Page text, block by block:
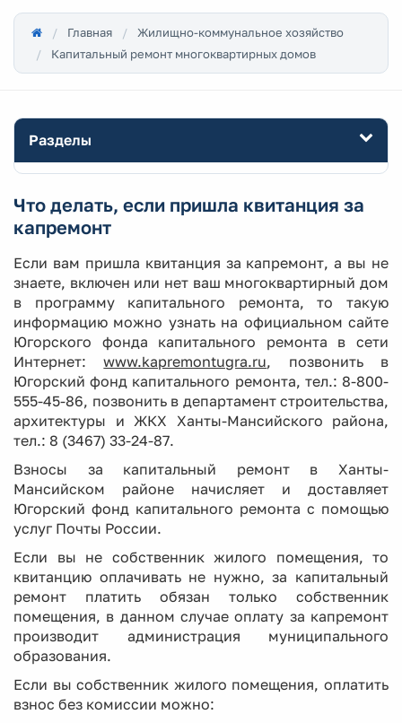
Главная
Жилищно-коммунальное хозяйство
Капитальный ремонт многоквартирных домов
Разделы
Что делать, если пришла квитанция за
капремонт
Если вам пришла квитанция за капремонт, а вы не
знаете, включен или нет ваш многоквартирный дом
в программу капитального ремонта, то такую
информацию можно узнать на официальном сайте
Югорского фонда капитального ремонта в сети
Интернет:www.kapremontugra.ru, позвонить в
Югорский фонд капитального ремонта, тел.: 8-800-
555-45-86, позвонить в департамент строительства,
архитектуры и ЖКХ Ханты-Мансийского района,
тел.: 8 (3467) 33-24-87.
Взносы за капитальный ремонт в Ханты-
Мансийском районе начисляет и доставляет
Югорский фонд капитального ремонта с помощью
услуг Почты России.
Если вы не собственник жилого помещения, то
квитанцию оплачивать не нужно, за капитальный
ремонт платить обязан только собственник
помещения, в данном случае оплату за капремонт
производит администрация муниципального
образования.
Если вы собственник жилого помещения, оплатить
взнос без комиссии можно: